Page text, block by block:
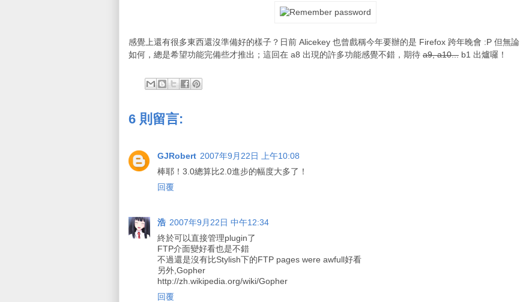
感覺上還有很多東西還沒準備好的樣子？日前 Alicekey 也曾戲稱今年要辦的是 Firefox 跨年晚會 :P 但無論
如何，總是希望功能完備些才推出；這回在 a8 出現的許多功能感覺不錯，期待 a9, a10... b1 出爐囉！
6 則留言:
GJRobert 2007年9月22日 上午10:08
棒耶！3.0總算比2.0進步的幅度大多了！
回覆
浩 2007年9月22日 中午12:34
終於可以直接管理plugin了
FTP介面變好看也是不錯
不過還是沒有比Stylish下的FTP pages were awfull好看
另外,Gopher
http://zh.wikipedia.org/wiki/Gopher
回覆